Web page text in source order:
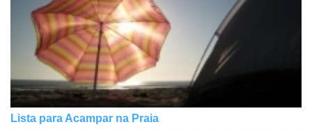
Lista para Acampar na Praia